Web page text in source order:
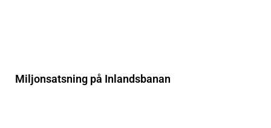
Miljonsatsning på Inlandsbanan